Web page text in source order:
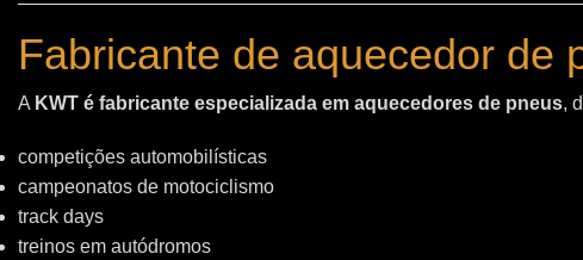
Fabricante de aquecedor de
A KWT é fabricante especializada em aquecedores de pneus,
competições automobilísticas
campeonatos de motociclismo
track days
treinos em autódromos